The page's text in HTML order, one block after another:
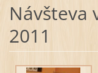
Návšteva
2011